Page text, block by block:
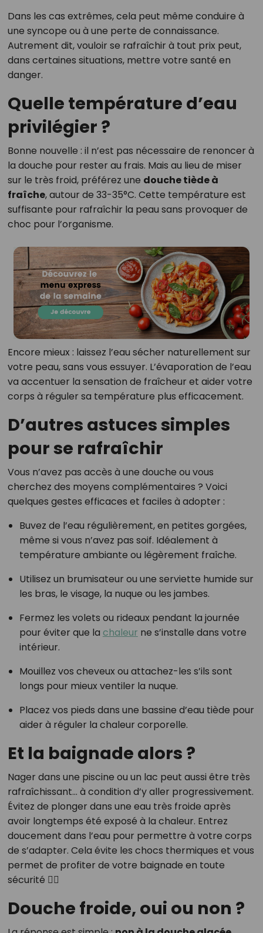
Dans les cas extrêmes, cela peut même conduire à
une syncope ou à une perte de connaissance.
Autrement dit, vouloir se rafraîchir à tout prix peut,
dans certaines situations, mettre votre santé en
danger.
Quelle température d’eau
privilégier ?
Bonne nouvelle : il n’est pas nécessaire de renoncer à
la douche pour rester au frais. Mais au lieu de miser
sur le très froid, préférez une douche tiède à
fraîche, autour de 33-35°C. Cette température est
suffisante pour rafraîchir la peau sans provoquer de
choc pour l’organisme.
Encore mieux : laissez l’eau sécher naturellement sur
votre peau, sans vous essuyer. L’évaporation de l’eau
va accentuer la sensation de fraîcheur et aider votre
corps à réguler sa température plus efficacement.
D’autres astuces simples
pour se rafraîchir
Vous n’avez pas accès à une douche ou vous
cherchez des moyens complémentaires ? Voici
quelques gestes efficaces et faciles à adopter :
Buvez de l’eau régulièrement, en petites gorgées,
même si vous n’avez pas soif. Idéalement à
température ambiante ou légèrement fraîche.
Utilisez un brumisateur ou une serviette humide sur
les bras, le visage, la nuque ou les jambes.
Fermez les volets ou rideaux pendant la journée
pour éviter que la chaleur ne s’installe dans votre
intérieur.
Mouillez vos cheveux ou attachez-les s’ils sont
longs pour mieux ventiler la nuque.
Placez vos pieds dans une bassine d’eau tiède pour
aider à réguler la chaleur corporelle.
Et la baignade alors ?
Nager dans une piscine ou un lac peut aussi être très
rafraîchissant… à condition d’y aller progressivement.
Évitez de plonger dans une eau très froide après
avoir longtemps été exposé à la chaleur. Entrez
doucement dans l’eau pour permettre à votre corps
de s’adapter. Cela évite les chocs thermiques et vous
permet de profiter de votre baignade en toute
sécurité 🏊‍♀️
Douche froide, oui ou non ?